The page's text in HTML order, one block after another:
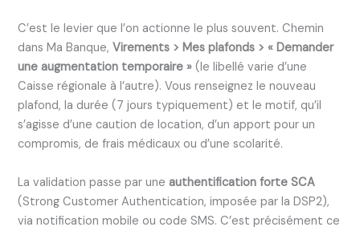
C’est le levier que l’on actionne le plus souvent. Chemin
dans Ma Banque,Virements > Mes plafonds > « Demander
une augmentation temporaire » (le libellé varie d’une
Caisse régionale à l’autre). Vous renseignez le nouveau
plafond, la durée (7 jours typiquement) et le motif, qu’il
s’agisse d’une caution de location, d’un apport pour un
compromis, de frais médicaux ou d’une scolarité.
La validation passe par une authentification forte SCA
(Strong Customer Authentication, imposée par la DSP2),
via notification mobile ou code SMS. C’est précisément ce